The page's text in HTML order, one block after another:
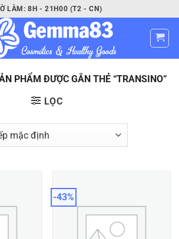
LÀM: 8H - 21H00 (T2 - CN)
PHẨM ĐƯỢC GẮN THẺ “TRANSINO”
LỌC
-43%